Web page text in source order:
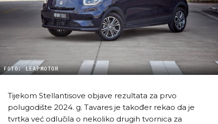
FOTO: LEAPMOTOR
Tijekom Stellantisove objave rezultata za prvo
polugodište 2024. g. Tavares je također rekao da je
tvrtka već odlučila o nekoliko drugih tvornica za